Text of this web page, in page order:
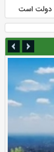
دولت است